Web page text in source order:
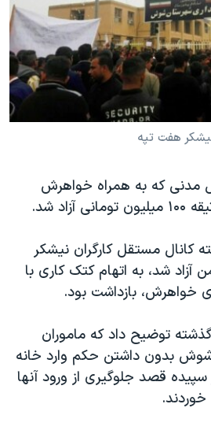
۲۰۲۴
رهبری ایران
نوبل صلح
هفت تپه
مدنی که به همراه خواهرش
شد.
کانال مستقل کارگران نیشکر
دوشنبه ۸ بهمن آزاد شد، به اتهام کتک کاری با
خواهرش، بازداشت بود.
توضیح داد که ماموران
شوش بدون داشتن حکم وارد خانه
قصد جلوگیری از ورود آنها